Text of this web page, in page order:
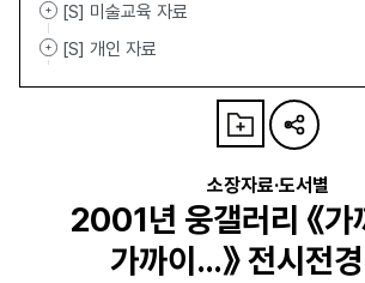
[S] 미술교육 자료
[S] 개인 자료
소장자료·도서별
2001년 웅갤러리 《
가까이…》 전시전